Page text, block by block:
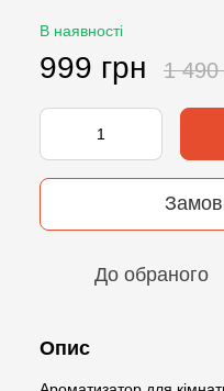
В наявності
999 грн 1 490
До обраного
Опис